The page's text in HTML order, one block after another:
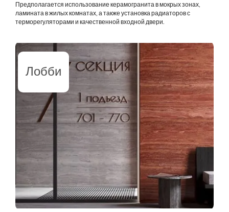
Предполагается использование керамогранита в мокрых зонах,
ламината в жилых комнатах, а также установка радиаторов с
терморегуляторами и качественной входной двери.
Лобби